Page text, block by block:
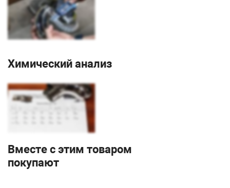
Химический анализ
Вместе с этим товаром
покупают